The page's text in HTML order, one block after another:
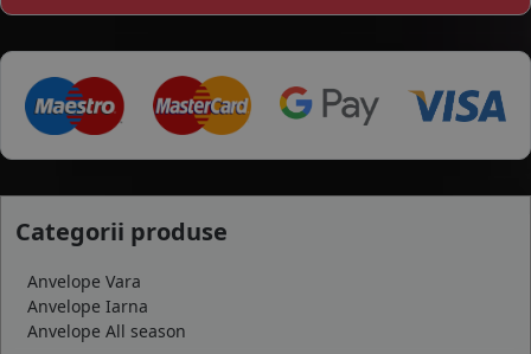
Categorii produse
Anvelope Vara
Anvelope Iarna
Anvelope All season